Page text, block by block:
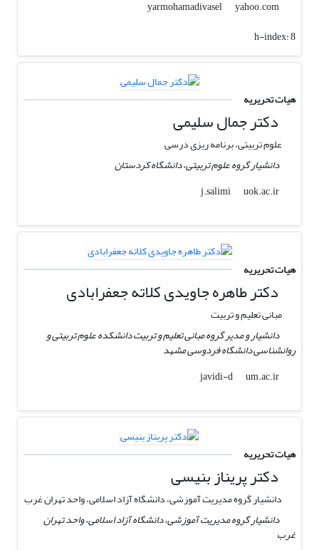
yarmohamadivasel
yahoo.com
h-index:8
هیات تحریریه
دکتر جمال سلیمی
علوم تربیتی، برنامه ریزی درسی
دانشیار گروه علوم تربیتی، دانشگاه کردستان
j.salimi
uok.ac.ir
هیات تحریریه
دکتر طاهره جاویدی کلاته جعفرابادی
مبانی تعلیم و تربیت
دانشیار و مدیر گروه مبانی تعلیم و تربیت دانشکده علوم تربیتی و
روانشناسی دانشگاه فردوسی مشهد
javidi-d
um.ac.ir
هیات تحریریه
دکتر پریناز بنیسی
دانشیار گروه مدیریت آموزشی، دانشگاه آزاد اسلامی، واحد تهران غرب
دانشیار گروه مدیریت آموزشی، دانشگاه آزاد اسلامی، واحد تهران
غرب